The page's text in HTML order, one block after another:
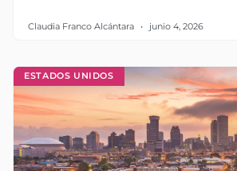
Claudia Franco Alcántara junio 4, 2026
ESTADOS UNIDOS